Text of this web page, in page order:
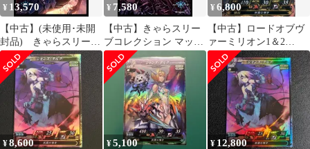
¥ 13,570
【中古】(未使用･未開
封品) きゃらスリーブ
コレクション マットシ
リーズ Shadowverse「ジ
ャンヌダルク」
(No.MT387) wyeba8q
¥ 7,580
【中古】きゃらスリー
ブコレクション マット
シリーズ Shadowverse
「ダークジャンヌ」
(No.MT335) dwos6rj
¥6,800
【中古】ロードオブヴ
ァーミリオン1＆2
SP079[SP]：ジャンヌ・
ダルク
¥8,600 ¥5,100 ¥ 12,800